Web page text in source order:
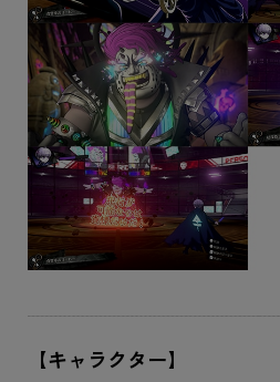
【キャラクター】